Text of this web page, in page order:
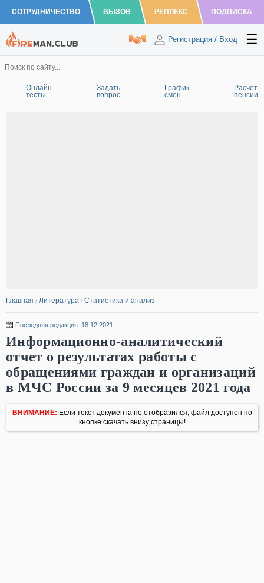
СОТРУДНИЧЕСТВО ВЫЗОВ РЕПЛЕКС ПОДПИСКА
Регистрация / Вход
Онлайн
тесты
Задать
вопрос
График
смен
Расчёт
пенсии
Главная / Литература / Статистика и анализ
Последняя редакция: 18.12.2021
Информационно-аналитический
отчет о результатах работы с
обращениями граждан и организаций
в МЧС России за 9 месяцев 2021 года
ВНИМАНИЕ: Если текст документа не отобразился, файл доступен по
кнопке скачать внизу страницы!